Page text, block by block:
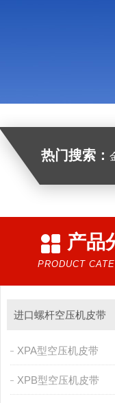
热门搜索：
产品
PRODUCT
进口螺杆空压机皮带
XPA型空压机皮带
XPB型空压机皮带